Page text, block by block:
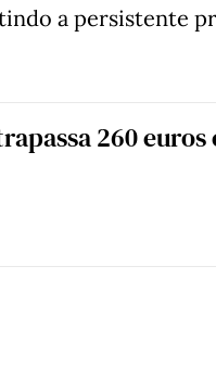
a persistente
260 euros